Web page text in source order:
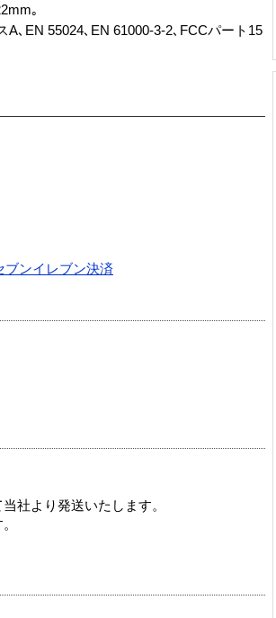
｡
A､EN 55024､EN 61000-3-2､FCCパート15
ブンイレブン決済
社より発送いたします。